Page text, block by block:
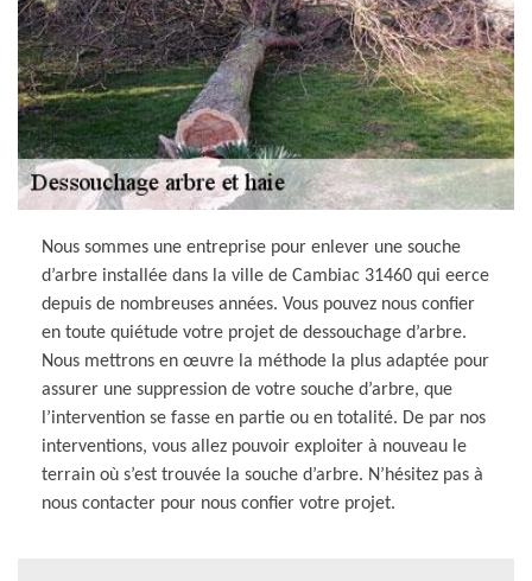
Nous sommes une entreprise pour enlever une souche
d’arbre installée dans la ville de Cambiac 31460 qui eerce
depuis de nombreuses années. Vous pouvez nous confier
en toute quiétude votre projet de dessouchage d’arbre.
Nous mettrons en œuvre la méthode la plus adaptée pour
assurer une suppression de votre souche d’arbre, que
l’intervention se fasse en partie ou en totalité. De par nos
interventions, vous allez pouvoir exploiter à nouveau le
terrain où s’est trouvée la souche d’arbre. N’hésitez pas à
nous contacter pour nous confier votre projet.